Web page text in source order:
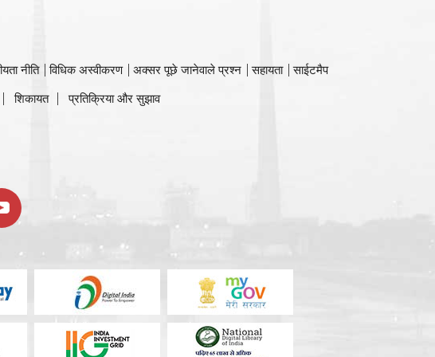
नीति विधिक अस्वीकरण अक्सर पूछे जानेवाले प्रश्न सहायता
साईटमैप
शिकायत प्रतिक्रिया और सुझाव